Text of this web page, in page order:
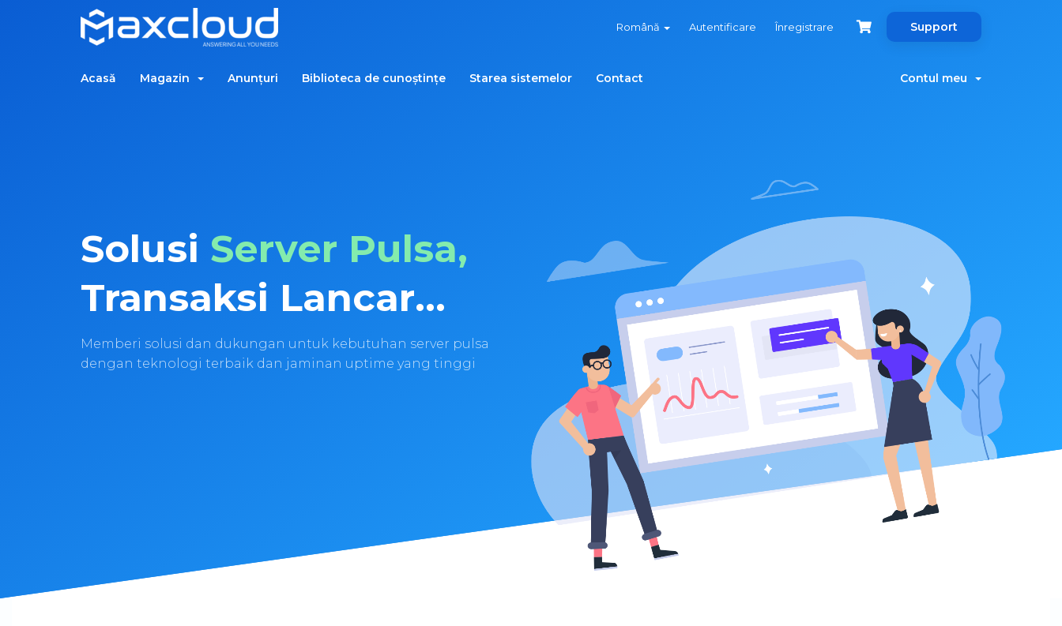
Română Autentificare Înregistrare Support
Acasă Magazin Anunțuri Biblioteca de cunoștințe Starea sistemelor Contact Contul meu
Solusi Server Pulsa,
Transaksi Lancar...
Memberi solusi dan dukungan untuk kebutuhan server pulsa
dengan teknologi terbaik dan jaminan uptime yang tinggi